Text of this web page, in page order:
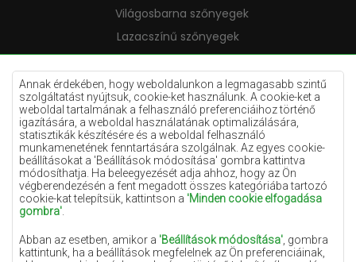
Annak érdekében, hogy weboldalunkon a legmagasabb szintű
szolgáltatást nyújtsuk, cookie-ket használunk. A cookie-ket a
weboldal tartalmának a felhasználó preferenciáihoz történő
igazítására, a weboldal használatának optimalizálására,
statisztikák készítésére és a weboldal felhasználó
munkamenetének fenntartására szolgálnak. Az egyes cookie-
beállításokat a 'Beállítások módosítása' gombra kattintva
módosíthatja. Ha beleegyezését adja ahhoz, hogy az Ön
végberendezésén a fent megadott összes kategóriába tartozó
cookie-kat telepítsük, kattintson a 'Minden cookie elfogadása
gombra'
Abban az esetben, amikor a 'Beállítások módosítása' , gombra
kattintunk, ha a beállítások megfelelnek az Ön preferenciáinak,
Világosbarna szőnyegek
Lazacszínű szőnyegek
Krémszínű szőnyegek
Lila szőnyegek
Sárga szőnyegek
Mentaszínű szőnyegek
Világoskék szőnyegek
Narancssárga szőnyegek
Rózsaszín szőnyegek
Terrakotta szőnyegek